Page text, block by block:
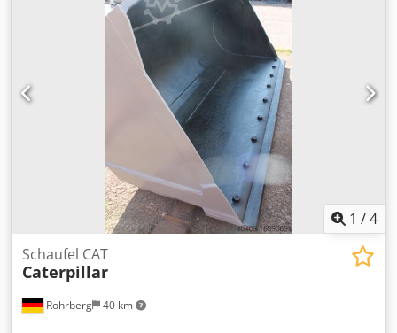
1 /4
Rohrberg 40 km
Schaufel CAT
Caterpillar